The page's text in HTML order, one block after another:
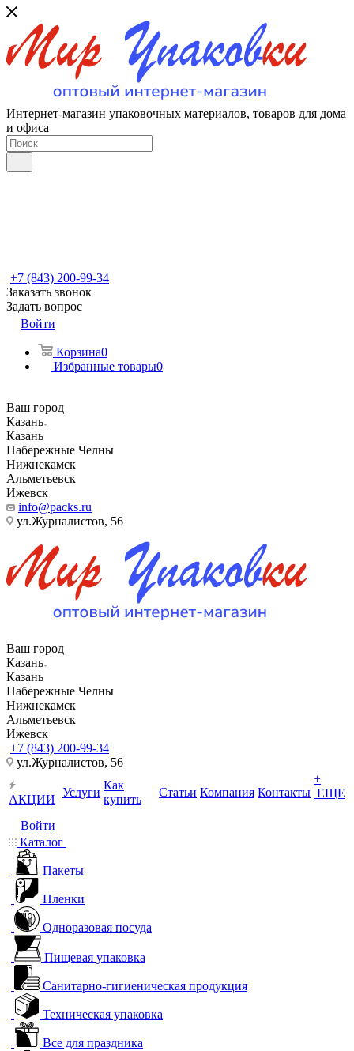
Интернет-магазин упаковочных материалов, товаров для дома
и офиса
+7 (843) 200-99-34
Заказать звонок
Задать вопрос
Войти
Корзина0
Избранные товары0
Ваш город
Казань
Казань
Набережные Челны
Нижнекамск
Альметьевск
Ижевск
info@packs.ru
ул.Журналистов, 56
Ваш город
Казань
Казань
Набережные Челны
Нижнекамск
Альметьевск
Ижевск
+7 (843) 200-99-34
ул.Журналистов, 56
АКЦИИ
Услуги
Как
купить
Статьи Компания Контакты
+
ЕЩЕ
Войти
Каталог
Пакеты
Пленки
Одноразовая посуда
Пищевая упаковка
Санитарно-гигиеническая продукция
Техническая упаковка
Все для праздника